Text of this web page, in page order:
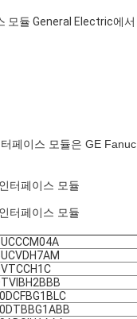
모듈 General Electric에
페이스 모듈은 GE
터페이스 모듈
터페이스 모듈